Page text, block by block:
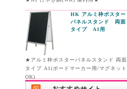
HK アルミ枠ポスター
パネルスタンド 両面
タイプ A1用
★アルミ枠ポスターパネルスタンド 両面
タイプ A1(ボードマーカー用/マグネット
OK)